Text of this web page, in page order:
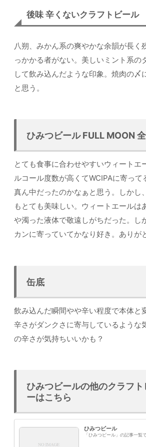
後味 辛くないクラフトビール
八朔、みかん系の爽やかな余韻が長く
っかかる者がない。美しいミント系の
して飲み込んだような印象。焼肉の〆
と思う。
ひみつビール FULL MOON
とても食事に合わせやすいウィートエ
ルコール度数が高くてWCIPAに寄っ
真ん中だったのかなぁと思う。しかし
もとても美味しい。ウィートエールは
や濁った液体で敬遠しがちだった。し
カンに寄っていてかなり好き。ありが
缶底
飲み込んだ瞬間やや辛い程度で本体と
辛さがダンクさに寄与しているような
の辛さが気持ちいいかも？
ひみつビールの他のクラフ
ーはこちら
ひみつビール
「ひみつビール」の記事一覧で